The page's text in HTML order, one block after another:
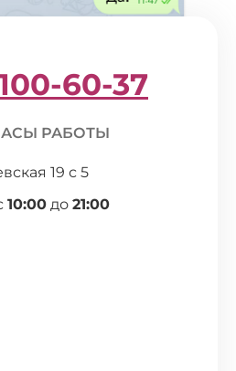
60-37
РАБОТЫ
19 с 5
10:00 до 21:00